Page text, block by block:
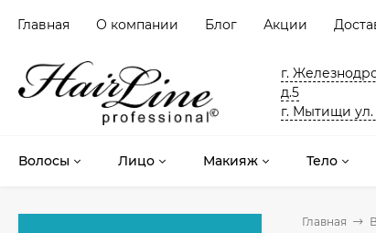
Главная О компании Блог Акции
г.
д.5
г. Мытищи ул.
Волосы Лицо Макияж Тело
Главная